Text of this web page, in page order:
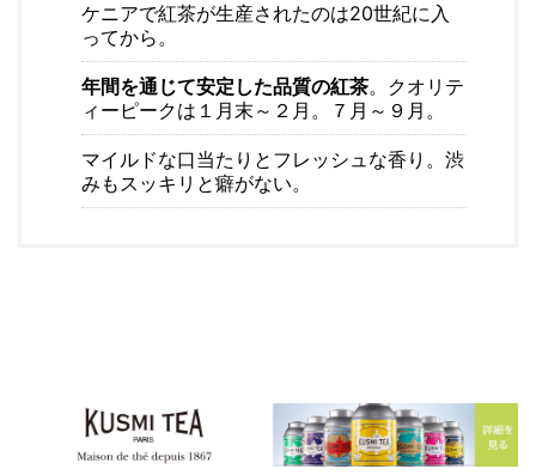
ケニアで紅茶が生産されたのは20世紀に入
ってから。
年間を通じて安定した品質の紅茶。クオリテ
ィーピークは１月末～２月。７月～９月。
マイルドな口当たりとフレッシュな香り。渋
みもスッキリと癖がない。